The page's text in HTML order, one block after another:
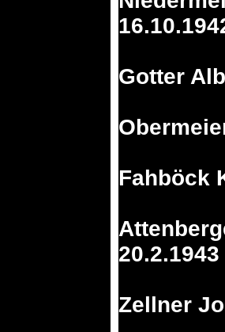
Gotter
Fahböck
20.2.1943
Zellner